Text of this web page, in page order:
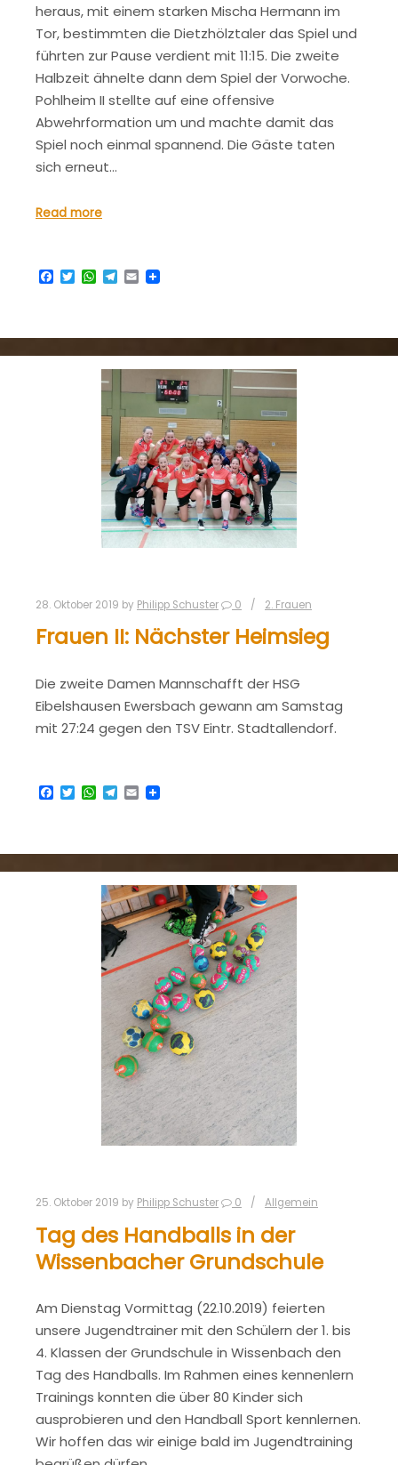
heraus, mit einem starken Mischa Hermann im
Tor, bestimmten die Dietzhölztaler das Spiel und
führten zur Pause verdient mit 11:15. Die zweite
Halbzeit ähnelte dann dem Spiel der Vorwoche.
Pohlheim II stellte auf eine offensive
Abwehrformation um und machte damit das
Spiel noch einmal spannend. Die Gäste taten
sich erneut…
Read more
Facebook
TwitterWhatsApp
Telegram
Email
28. Oktober 2019 by Philipp Schuster 0 2. Frauen
Frauen II: Nächster Heimsieg
Die zweite Damen Mannschafft der HSG
Eibelshausen Ewersbach gewann am Samstag
mit 27:24 gegen den TSV Eintr. Stadtallendorf.
Facebook
TwitterWhatsApp
Telegram
Email
25. Oktober 2019 by Philipp Schuster 0 Allgemein
Tag des Handballs in der
Wissenbacher Grundschule
Am Dienstag Vormittag (22.10.2019) feierten
unsere Jugendtrainer mit den Schülern der 1. bis
4. Klassen der Grundschule in Wissenbach den
Tag des Handballs. Im Rahmen eines kennenlern
Trainings konnten die über 80 Kinder sich
ausprobieren und den Handball Sport kennlernen.
Wir hoffen das wir einige bald im Jugendtraining